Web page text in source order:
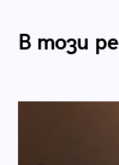
В този